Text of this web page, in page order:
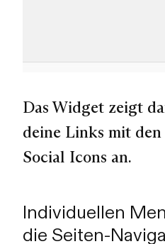
Das Widget zeigt
deine Links mit
Social Icons an.
Individuellen
die Seiten-